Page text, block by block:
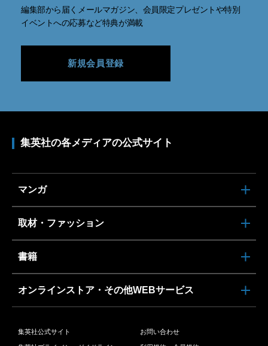
編集部から届くメールマガジン、会員限定プレゼントや特別
イベントへの応募など特典が満載
新規会員登録
集英社の各メディアの公式サイト
マンガ
取材・ファッション
書籍
オンラインストア・その他WEBサービス
集英社公式サイト お問い合わせ